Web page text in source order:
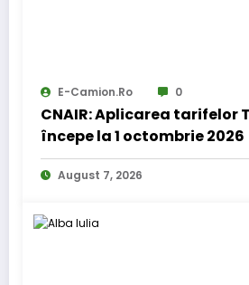
E-Camion.ro 0
CNAIR: Aplicarea tarifelor
începe la 1 octombrie 2026
August 7, 2026